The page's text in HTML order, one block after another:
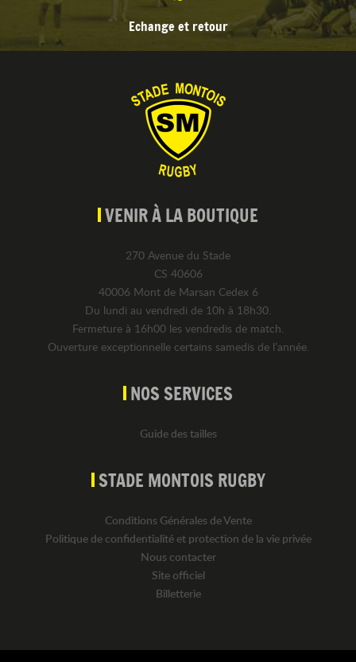
Echange et retour
VENIR À LA BOUTIQUE
270 Avenue du Stade
CS 40606
40006 Mont de Marsan Cedex 6
Du lundi au vendredi de 10h à 18h30.
Fermeture à 16h00 les vendredis de match.
Ouverture exceptionnelle certains samedis de l’année.
NOS SERVICES
Guide des tailles
STADE MONTOIS RUGBY
Conditions Générales de Vente
Politique de confidentialité et protection de la vie privée
Nous contacter
Site officiel
Billetterie